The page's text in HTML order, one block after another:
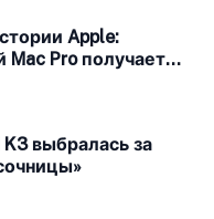
Apple:
Mac Pro получает
Intel
выбралась за